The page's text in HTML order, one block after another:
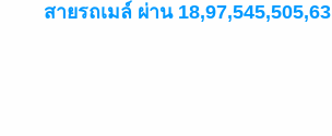
สายรถเมล์ ผ่าน 18,97,545,505,63